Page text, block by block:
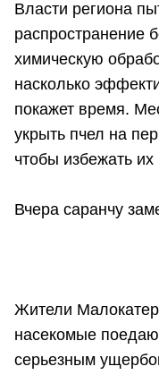
Власти региона
распространение
химическую
насколько
покажет время.
укрыть пчел на
чтобы избежать их
Вчера саранчу
Жители
насекомые
серьезным